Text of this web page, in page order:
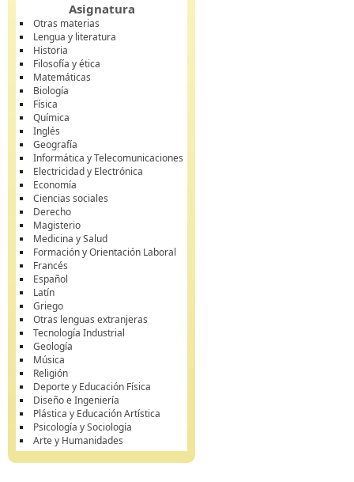
Asignatura
Otras materias
Lengua y literatura
Historia
Filosofía y ética
Matemáticas
Biología
Física
Química
Inglés
Geografía
Informática y Telecomunicaciones
Electricidad y Electrónica
Economía
Ciencias sociales
Derecho
Magisterio
Medicina y Salud
Formación y Orientación Laboral
Francés
Español
Latín
Griego
Otras lenguas extranjeras
Tecnología Industrial
Geología
Música
Religión
Deporte y Educación Física
Diseño e Ingeniería
Plástica y Educación Artística
Psicología y Sociología
Arte y Humanidades